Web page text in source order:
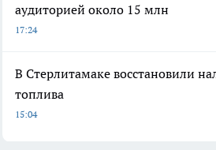
аудиторией около 15 млн
17:24
В Стерлитамаке восстановили
топлива
15:04